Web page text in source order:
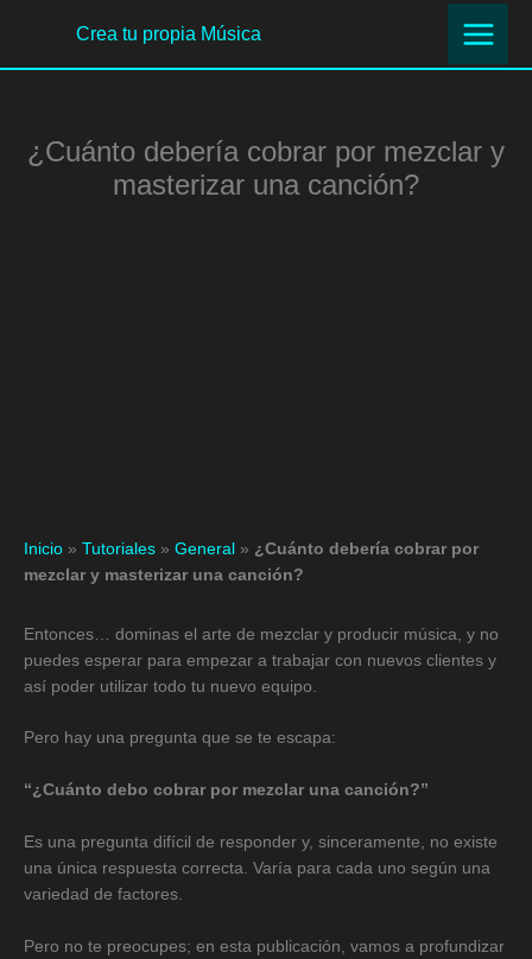
contenido
Crea tu propia Música
¿Cuánto debería cobrar por mezclar y
masterizar una canción?
Inicio » Tutoriales » General » ¿Cuánto debería cobrar por
mezclar y masterizar una canción?
Entonces… dominas el arte de mezclar y producir música, y no
puedes esperar para empezar a trabajar con nuevos clientes y
así poder utilizar todo tu nuevo equipo.
Pero hay una pregunta que se te escapa:
“¿Cuánto debo cobrar por mezclar una canción?”
Es una pregunta difícil de responder y, sinceramente, no existe
una única respuesta correcta. Varía para cada uno según una
variedad de factores.
Pero no te preocupes; en esta publicación, vamos a profundizar